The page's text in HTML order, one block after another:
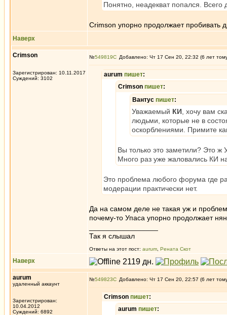
Понятно, неадекват попался. Всего
Crimson упорно продолжает пробивать
Наверх
Crimson
Зарегистрирован: 10.11.2017
Суждений: 3102
№549819 Добавлено: Чт 17 Сен 20, 22:32 (6 лет
aurum пишет:
Crimson пишет:
Вантус пишет:
Уважаемый КИ , хочу вам
людьми, которые не в
оскорблениями. Примите
Вы только это заметили? Это ж
Много раз уже жаловались КИ
Это проблема любого форума где
модерации практически нет.
Да на самом деле не такая уж и
почему-то Упаса упорно продолжает
Так я слышал
Ответы на этот пост: aurum Рената Скот
Наверх
aurum
удаленный аккаунт
Зарегистрирован:
10.04.2012
Суждений: 6892
№549823 Добавлено: Чт 17 Сен 20, 22:57 (6 лет
Crimson пишет:
aurum пишет: